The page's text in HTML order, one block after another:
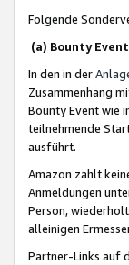
Folgende
(a) Bounty
In den in der
Zusammenhang mit
Bounty Event wie
teilnehmende
ausführt.
Amazon zahlt
Anmeldungen
Person,
alleinigen
Partner-Links auf